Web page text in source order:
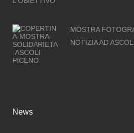
MOSTRA
NOTIZIA AD
News